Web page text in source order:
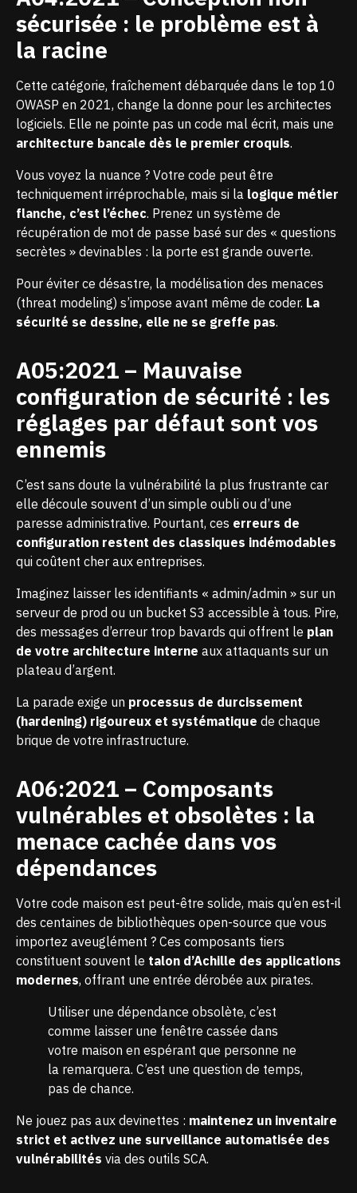
sécurisée : le problème est à
la racine
Cette catégorie, fraîchement débarquée dans le top 10
OWASP en 2021, change la donne pour les architectes
logiciels. Elle ne pointe pas un code mal écrit, mais une
architecture bancale dès le premier croquis.
Vous voyez la nuance ? Votre code peut être
techniquement irréprochable, mais si la logique métier
flanche, c’est l’échec. Prenez un système de
récupération de mot de passe basé sur des « questions
secrètes » devinables : la porte est grande ouverte.
Pour éviter ce désastre, la modélisation des menaces
(threat modeling) s’impose avant même de coder. La
sécurité se dessine, elle ne se greffe pas.
A05:2021 – Mauvaise
configuration de sécurité : les
réglages par défaut sont vos
ennemis
C’est sans doute la vulnérabilité la plus frustrante car
elle découle souvent d’un simple oubli ou d’une
paresse administrative. Pourtant, ces erreurs de
configuration restent des classiques indémodables
qui coûtent cher aux entreprises.
Imaginez laisser les identifiants « admin/admin » sur un
serveur de prod ou un bucket S3 accessible à tous. Pire,
des messages d’erreur trop bavards qui offrent le plan
de votre architecture interne aux attaquants sur un
plateau d’argent.
La parade exige un processus de durcissement
(hardening) rigoureux et systématique de chaque
brique de votre infrastructure.
A06:2021 – Composants
vulnérables et obsolètes : la
menace cachée dans vos
dépendances
Votre code maison est peut-être solide, mais qu’en est-il
des centaines de bibliothèques open-source que vous
importez aveuglément ? Ces composants tiers
constituent souvent le talon d’Achille des applications
modernes, offrant une entrée dérobée aux pirates.
Utiliser une dépendance obsolète, c’est
comme laisser une fenêtre cassée dans
votre maison en espérant que personne ne
la remarquera. C’est une question de temps,
pas de chance.
Ne jouez pas aux devinettes : maintenez un inventaire
strict et activez une surveillance automatisée des
vulnérabilités via des outils SCA.